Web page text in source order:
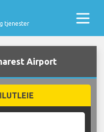
tjenester
Airport